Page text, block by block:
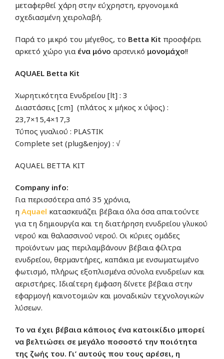
μεταφερθεί χάρη στην εύχρηστη, εργονομικά
σχεδιασμένη χειρολαβή.
Παρά το μικρό του μέγεθος, το Betta Kit προσφέρει
αρκετό χώρο για ένα μόνο αρσενικό μονομάχο!!
AQUAEL Betta Kit
Χωρητικότητα Ενυδρείου [lt] : 3
Διαστάσεις [cm] (πλάτος x μήκος x ύψος) :
23,7×15,4×17,3
Τύπος γυαλιού : PLASTIK
Complete set (plug&enjoy) : √
AQUAEL BETTA KIT
Company info:
Για περισσότερα από 35 χρόνια,
η Aquael κατασκευάζει βέβαια όλα όσα απαιτούντε
για τη δημιουργία και τη διατήρηση ενυδρείου γλυκού
νερού και θαλασσινού νερού. Οι κύριες ομάδες
προϊόντων μας περιλαμβάνουν βέβαια φίλτρα
ενυδρείου, θερμαντήρες, καπάκια με ενσωματωμένο
φωτισμό, πλήρως εξοπλισμένα σύνολα ενυδρείων και
αεριστήρες. Ιδιαίτερη έμφαση δίνετε βέβαια στην
εφαρμογή καινοτομιών και μοναδικών τεχνολογικών
λύσεων.
Το να έχει βέβαια κάποιος ένα κατοικίδιο μπορεί
να βελτιώσει σε μεγάλο ποσοστό την ποιότητα
της ζωής του. Γι’ αυτούς που τους αρέσει, η